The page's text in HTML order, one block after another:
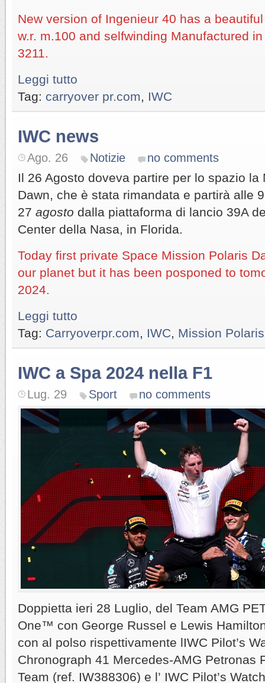
New version of Ingenieur 40 has a
w.r. m.100 and selfwinding Manufactured
3211.
Leggi tutto
Tag: carryover pr.com IWC
IWC news
Ago. 26 Notizie no comments
Il 26 Agosto doveva partire per lo spazio la
Dawn, che è stata rimandata e partirà alle
27 agosto dalla piattaforma di lancio 39A
Center della Nasa, in Florida.
Today first private Space Mission Polaris
our planet but it has been posponed to
2024.
Leggi tutto
Tag: Carryoverpr.com IWC Mission
IWC a Spa 2024 nella F1
Lug. 29 Sport no comments
Doppietta ieri 28 Luglio, del Team AMG
One™ con George Russel e Lewis
con al polso rispettivamente lIWC Pilot’s
Chronograph 41 Mercedes-AMG Petronas
Team (ref. IW388306) e l’ IWC Pilot’s